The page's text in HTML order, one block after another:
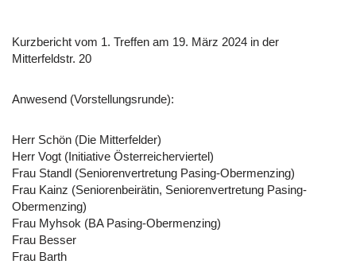
Kurzbericht vom 1. Treffen am 19. März 2024 in der
Mitterfeldstr. 20
Anwesend (Vorstellungsrunde):
Herr Schön (Die Mitterfelder)
Herr Vogt (Initiative Österreicherviertel)
Frau Standl (Seniorenvertretung Pasing-Obermenzing)
Frau Kainz (Seniorenbeirätin, Seniorenvertretung Pasing-
Obermenzing)
Frau Myhsok (BA Pasing-Obermenzing)
Frau Besser
Frau Barth